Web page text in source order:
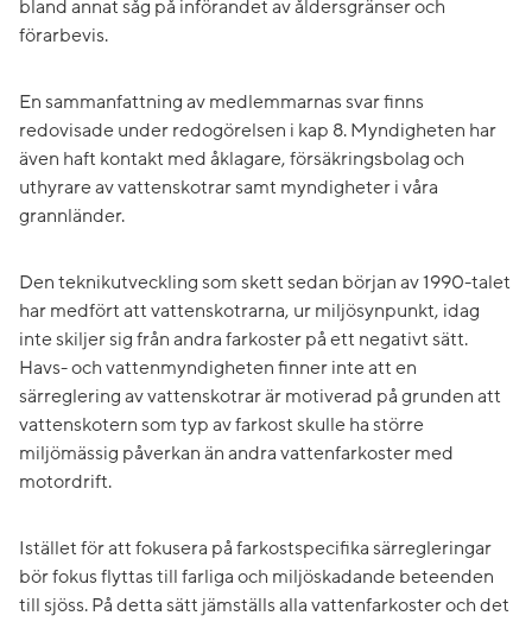
bland annat såg på införandet av åldersgränser och
förarbevis.
En sammanfattning av medlemmarnas svar finns
redovisade under redogörelsen i kap 8. Myndigheten har
även haft kontakt med åklagare, försäkringsbolag och
uthyrare av vattenskotrar samt myndigheter i våra
grannländer.
Den teknikutveckling som skett sedan början av 1990-talet
har medfört att vattenskotrarna, ur miljösynpunkt, idag
inte skiljer sig från andra farkoster på ett negativt sätt.
Havs- och vattenmyndigheten finner inte att en
särreglering av vattenskotrar är motiverad på grunden att
vattenskotern som typ av farkost skulle ha större
miljömässig påverkan än andra vattenfarkoster med
motordrift.
Istället för att fokusera på farkostspecifika särregleringar
bör fokus flyttas till farliga och miljöskadande beteenden
till sjöss. På detta sätt jämställs alla vattenfarkoster och det